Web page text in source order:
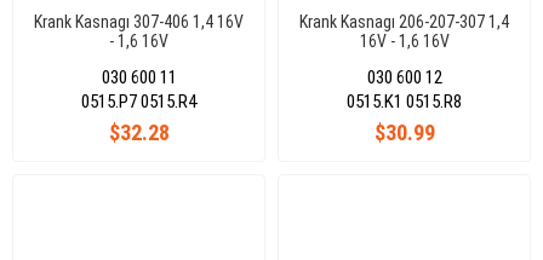
Krank Kasnagı 307-406 1,4 16V
- 1,6 16V
030 600 11
$32.28
0515.P7 0515.R4
Krank Kasnagı 206-207-307 1,4
16V - 1,6 16V
030 600 12
$30.99
0515.K1 0515.R8